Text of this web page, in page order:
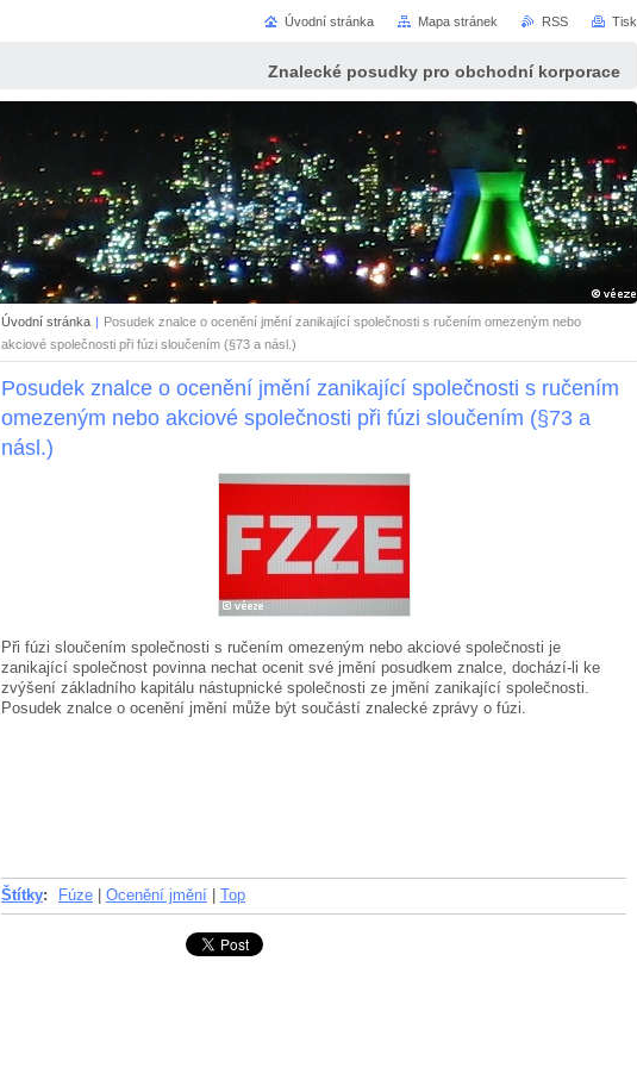
Znalecké posudky pro obchodní korporace
Úvodní stránka | Posudek znalce o ocenění jmění zanikající společnosti s ručením omezeným nebo
akciové společnosti při fúzi sloučením (§73 a násl.)
Posudek znalce o ocenění jmění zanikající společnosti s ručením
omezeným nebo akciové společnosti při fúzi sloučením (§73 a
násl.)
Při fúzi sloučením společnosti s ručením omezeným nebo akciové společnosti je
zanikající společnost povinna nechat ocenit své jmění posudkem znalce, dochází-li ke
zvýšení základního kapitálu nástupnické společnosti ze jmění zanikající společnosti.
Posudek znalce o ocenění jmění může být součástí znalecké zprávy o fúzi.
Štítky: Fúze Ocenění jmění Top
Úvodní stránka Mapa stránek RSS Tisk